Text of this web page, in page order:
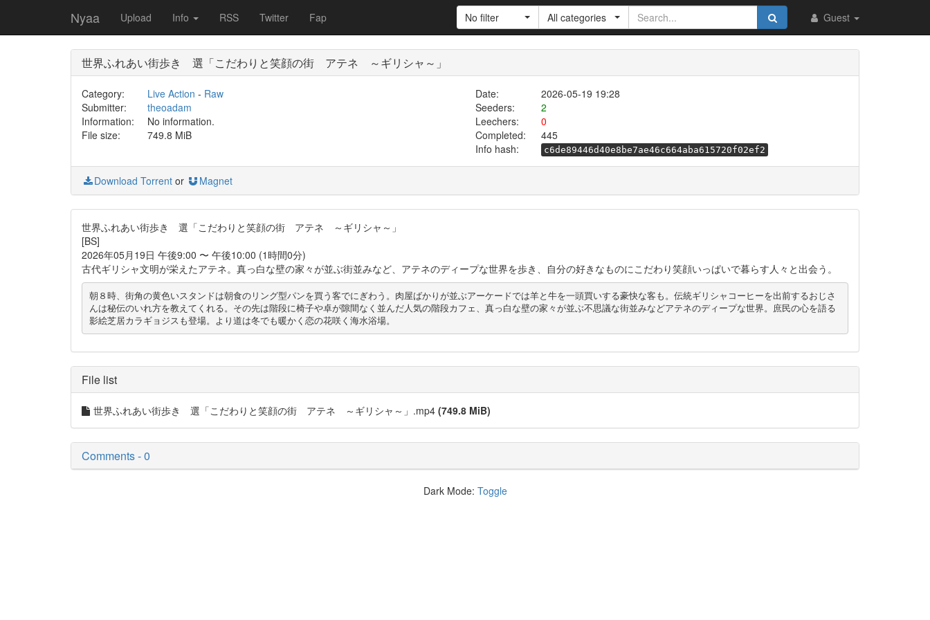
Nyaa Upload Info RSS Twitter Fap Guest
No filter All categories
世界ふれあい街歩き 選「こだわりと笑顔の街 アテネ ～ギリシャ～」
Category: Live Action - Raw Date:
2026-05-19 19:28
Submitter:
theoadam Seeders:
2
Information:
No information. Leechers:
0
File size:
749.8 MiB Completed:
445
Info hash:
c6de89446d40e8be7ae46c664aba615720f02ef2
Download Torrent or Magnet
世界ふれあい街歩き 選「こだわりと笑顔の街 アテネ ～ギリシャ～」
[BS]
2026年05月19日 午後9:00 〜 午後10:00 (1時間0分)
古代ギリシャ文明が栄えたアテネ。真っ白な壁の家々が並ぶ街並みなど、アテネのディープな世界を歩き、自分の好きなものにこだわり笑顔いっぱいで暮らす人々と出会う。
朝８時、街角の黄色いスタンドは朝食のリング型パンを買う客でにぎわう。肉屋ばかりが並ぶアーケードでは羊と牛を一頭買いする豪快な客も。伝統ギリシャコーヒーを出前するおじさ
んは秘伝のいれ方を教えてくれる。その先は階段に椅子や卓が隙間なく並んだ人気の階段カフェ、真っ白な壁の家々が並ぶ不思議な街並みなどアテネのディープな世界。庶民の心を語る
影絵芝居カラギョジスも登場。より道は冬でも暖かく恋の花咲く海水浴場。
File list
世界ふれあい街歩き 選「こだわりと笑顔の街 アテネ ～ギリシャ～」.mp4 (749.8 MiB)
Comments - 0
Dark Mode: Toggle